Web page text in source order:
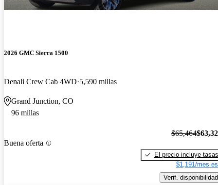
2026 GMC Sierra 1500
Denali Crew Cab 4WD 5,590 millas
Grand Junction, CO
96 millas
Buena oferta
$65,464
El precio incluye tasas
$1,191/mes
Verif. disponibilidad